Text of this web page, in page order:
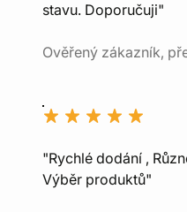
stavu. Doporučuji"
Ověřený zákazník,
"Rychlé dodání ,
Výběr produktů"